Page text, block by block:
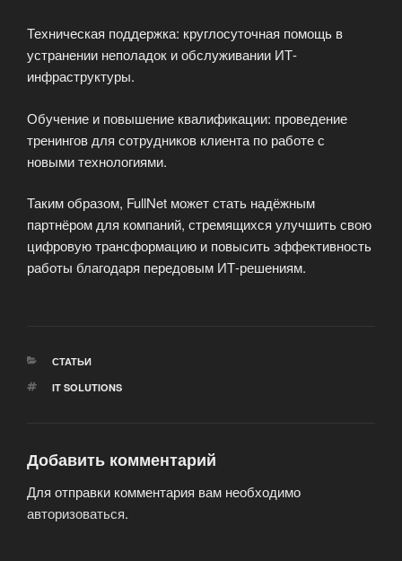
Техническая поддержка: круглосуточная помощь в
устранении неполадок и обслуживании ИТ-
инфраструктуры.
Обучение и повышение квалификации: проведение
тренингов для сотрудников клиента по работе с
новыми технологиями.
Таким образом, FullNet может стать надёжным
партнёром для компаний, стремящихся улучшить свою
цифровую трансформацию и повысить эффективность
работы благодаря передовым ИТ-решениям.
РУБРИКИ
СТАТЬИ
МЕТКИ
IT SOLUTIONS
Добавить комментарий
Для отправки комментария вам необходимо
авторизоваться.